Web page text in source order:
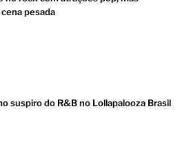
pesada
suspiro do R&B no Lollapalooza Brasil